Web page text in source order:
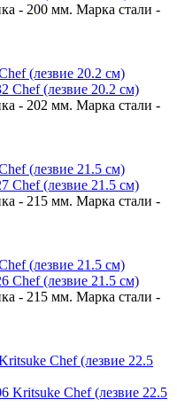
- 200 мм. Марка стали -
(лезвие 20.2 см)
- 202 мм. Марка стали -
(лезвие 21.5 см)
- 215 мм. Марка стали -
(лезвие 21.5 см)
- 215 мм. Марка стали -
Chef (лезвие 22.5